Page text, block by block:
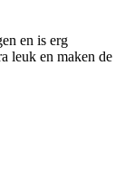
en is erg
leuk en maken de